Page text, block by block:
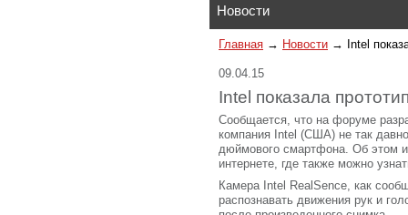
Новости
Главная → Новости → Intel
09.04.15
Intel показала
Сообщается, что на форуме
компания Intel (США) не так
дюймового смартфона. Об этом
интернете, где также можно
Камера Intel RealSence, как
распознавать движения рук и